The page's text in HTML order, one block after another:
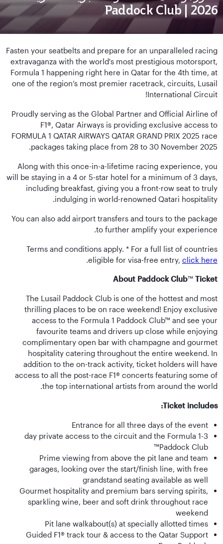
2026 | Paddock Club
Fasten your seatbelts and prepare for an unparalleled racing
extravaganza with the world's most prestigious motorsport,
Formula 1 happening right here in Qatar for the 4th time, at
one of the region’s most premier racetrack, circuits, Lusail
International Circuit!
Proudly serving as the Global Partner and Official Airline of
F1®, Qatar Airways is providing exclusive access to
FORMULA 1 QATAR AIRWAYS QATAR GRAND PRIX 2025 race
packages taking place from 28 to 30 November 2025.
Along with this once-in-a-lifetime racing experience, you
will be staying in a 4 or 5-star hotel for a minimum of 3 days,
including breakfast, giving you a front-row seat to truly
indulging in world-renowned Qatari hospitality.
You can also add airport transfers and tours to the package
to further amplify your experience.
Terms and conditions apply. * For a full list of countries
eligible for visa-free entry, click here
About Paddock Club™ Ticket
The Lusail Paddock Club is one of the hottest and most
thrilling places to be on race weekend! Enjoy exclusive
access to the Formula 1 Paddock Club™ and see your
favourite teams and drivers up close while enjoying
complimentary open bar with champagne and gourmet
hospitality catering throughout the entire weekend. In
addition to the on-track activity, ticket holders will have
access to all the post-race F1® concerts featuring some of
the top international artists from around the world.
Ticket includes:
Entrance for all three days of the event
3-day private access to the circuit and the Formula 1
Paddock Club™
Prime viewing from above the pit lane and team
garages, looking over the start/finish line, with free
grandstand seating available as well
Gourmet hospitality and premium bars serving spirits,
sparkling wine, beer and soft drink throughout race
weekend
Pit lane walkabout(s) at specially allotted times
Guided F1® track tour & access to the Qatar Support